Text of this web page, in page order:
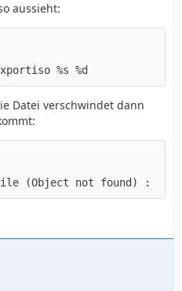
aussieht:
%s %d
Datei verschwindet dann
(Object not found) :